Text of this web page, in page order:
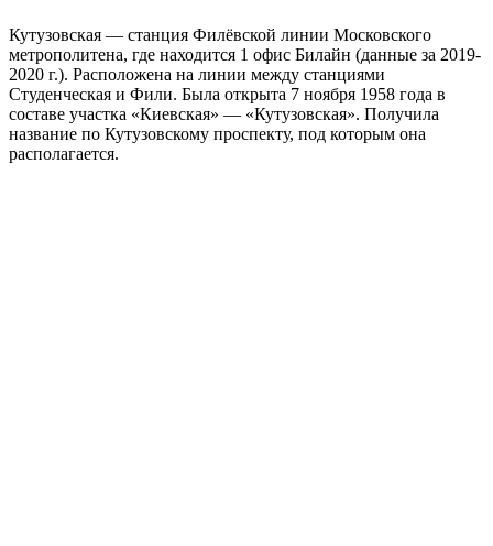
Кутузовская — станция Филёвской линии Московского
метрополитена, где находится 1 офис Билайн (данные за 2019-
2020 г.). Расположена на линии между станциями
Студенческая и Фили. Была открыта 7 ноября 1958 года в
составе участка «Киевская» — «Кутузовская». Получила
название по Кутузовскому проспекту, под которым она
располагается.